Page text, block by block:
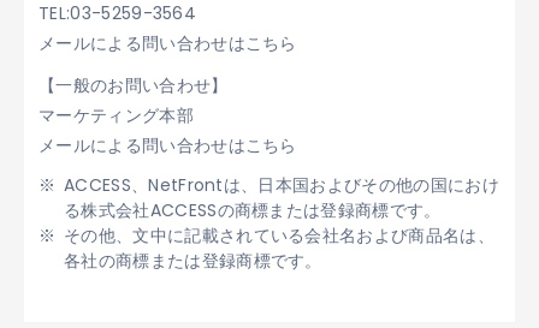
TEL:03-5259-3564
メールによる問い合わせはこちら
【一般のお問い合わせ】
マーケティング本部
メールによる問い合わせはこちら
ACCESS、NetFrontは、日本国およびその他の国におけ
る株式会社ACCESSの商標または登録商標です。
その他、文中に記載されている会社名および商品名は、
各社の商標または登録商標です。